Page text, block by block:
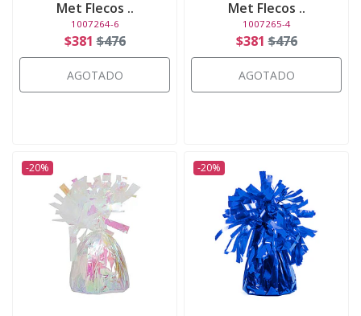
Met Flecos ..
1007264-6
$381 $476
AGOTADO
Met Flecos ..
1007265-4
$381 $476
AGOTADO
-20% -20%